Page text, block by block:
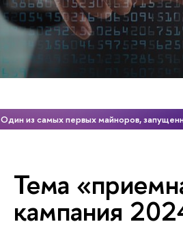
Один из самых первых майноров,
Тема
кампания